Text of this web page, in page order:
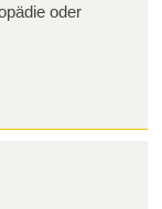
oder